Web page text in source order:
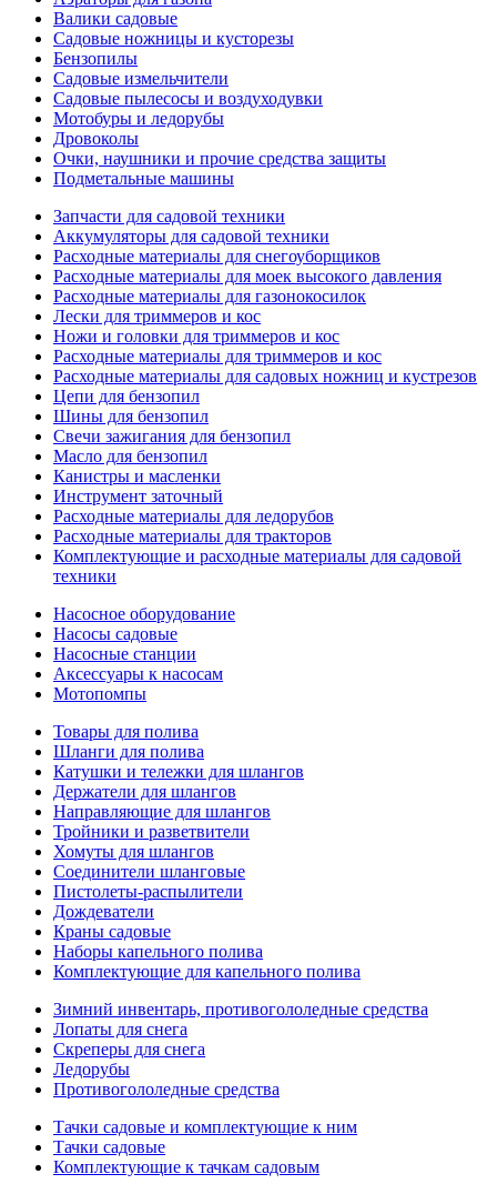
Валики садовые
Садовые ножницы и кусторезы
Бензопилы
Садовые измельчители
Садовые пылесосы и воздуходувки
Мотобуры и ледорубы
Дровоколы
Очки, наушники и прочие средства защиты
Подметальные машины
Запчасти для садовой техники
Аккумуляторы для садовой техники
Расходные материалы для снегоуборщиков
Расходные материалы для моек высокого давления
Расходные материалы для газонокосилок
Лески для триммеров и кос
Ножи и головки для триммеров и кос
Расходные материалы для триммеров и кос
Расходные материалы для садовых ножниц и кустрезов
Цепи для бензопил
Шины для бензопил
Свечи зажигания для бензопил
Масло для бензопил
Канистры и масленки
Инструмент заточный
Расходные материалы для ледорубов
Расходные материалы для тракторов
Комплектующие и расходные материалы для садовой
техники
Насосное оборудование
Насосы садовые
Насосные станции
Аксессуары к насосам
Мотопомпы
Товары для полива
Шланги для полива
Катушки и тележки для шлангов
Держатели для шлангов
Направляющие для шлангов
Тройники и разветвители
Хомуты для шлангов
Соединители шланговые
Пистолеты-распылители
Дождеватели
Краны садовые
Наборы капельного полива
Комплектующие для капельного полива
Зимний инвентарь, противогололедные средства
Лопаты для снега
Скреперы для снега
Ледорубы
Противогололедные средства
Тачки садовые и комплектующие к ним
Тачки садовые
Комплектующие к тачкам садовым